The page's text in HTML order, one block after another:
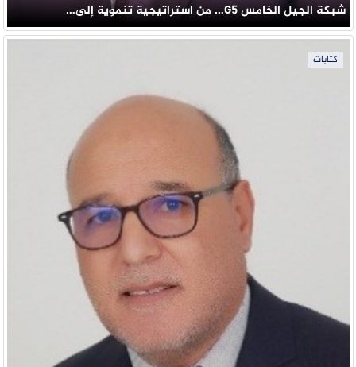
شبكة الجيل الخامس G5… من استراتيجية تنموية إلى…
كتابات